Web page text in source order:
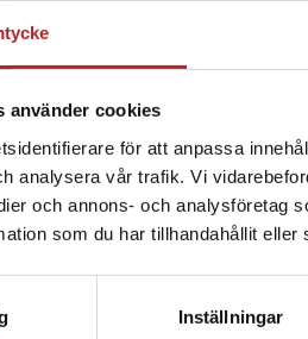
använder cookies
för att anpassa
analysera vår trafik. Vi
och annons- och analysföretag
som du har tillhandahållit
Inställningar
av: